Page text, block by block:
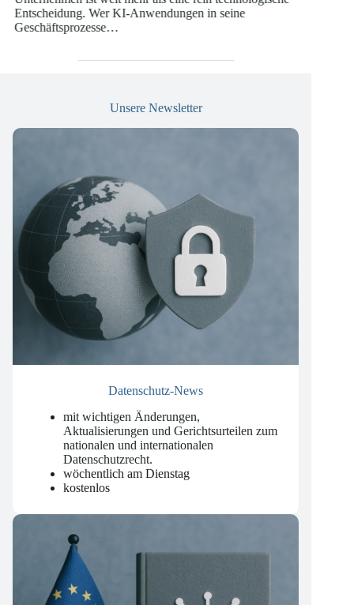
seine
Die europäische Digitalregulierung hat in den
vergangenen Jahren eine enorme Komplexität
die insbesondere Unternehmen der Finanz- und
Unsere Newsletter
Datenschutz-News
mit wichtigen Änderungen,
Aktualisierungen und Gerichtsurteilen zum
nationalen und internationalen
Datenschutzrecht.
wöchentlich am Dienstag